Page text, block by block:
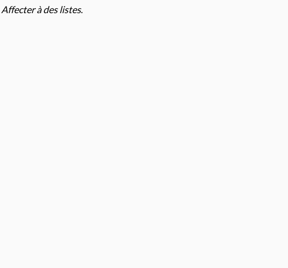
Affecter à des listes.